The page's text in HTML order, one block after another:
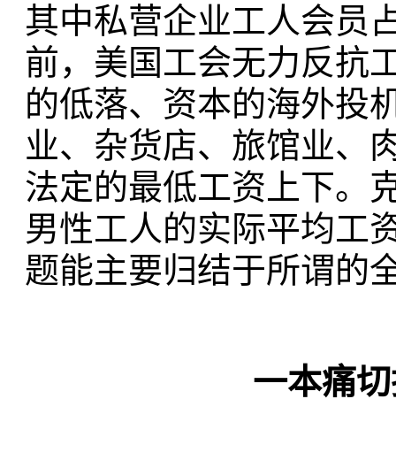
其中私营企业工人会员
前，美国工会无力反抗
的低落、资本的海外投
业、杂货店、旅馆业、
法定的最低工资上下。
男性工人的实际平均工
题能主要归结于所谓的
一本痛